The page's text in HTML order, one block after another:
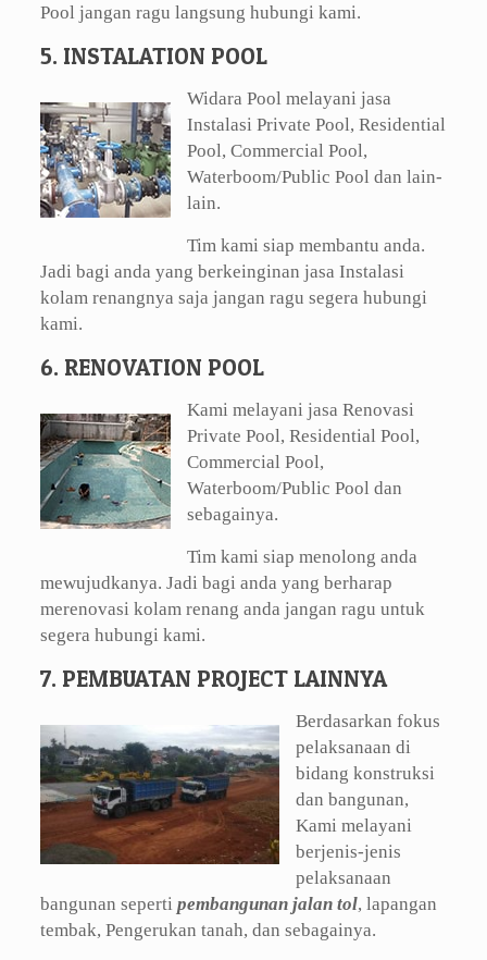
Pool jangan ragu langsung hubungi kami.
5. INSTALATION POOL
Widara Pool melayani jasa
Instalasi Private Pool, Residential
Pool, Commercial Pool,
Waterboom/Public Pool dan lain-
lain.
Tim kami siap membantu anda.
Jadi bagi anda yang berkeinginan jasa Instalasi
kolam renangnya saja jangan ragu segera hubungi
kami.
6. RENOVATION POOL
Kami melayani jasa Renovasi
Private Pool, Residential Pool,
Commercial Pool,
Waterboom/Public Pool dan
sebagainya.
Tim kami siap menolong anda
mewujudkanya. Jadi bagi anda yang berharap
merenovasi kolam renang anda jangan ragu untuk
segera hubungi kami.
7. PEMBUATAN PROJECT LAINNYA
Berdasarkan fokus
pelaksanaan di
bidang konstruksi
dan bangunan,
Kami melayani
berjenis-jenis
pelaksanaan
bangunan seperti pembangunan jalan tol, lapangan
tembak, Pengerukan tanah, dan sebagainya.